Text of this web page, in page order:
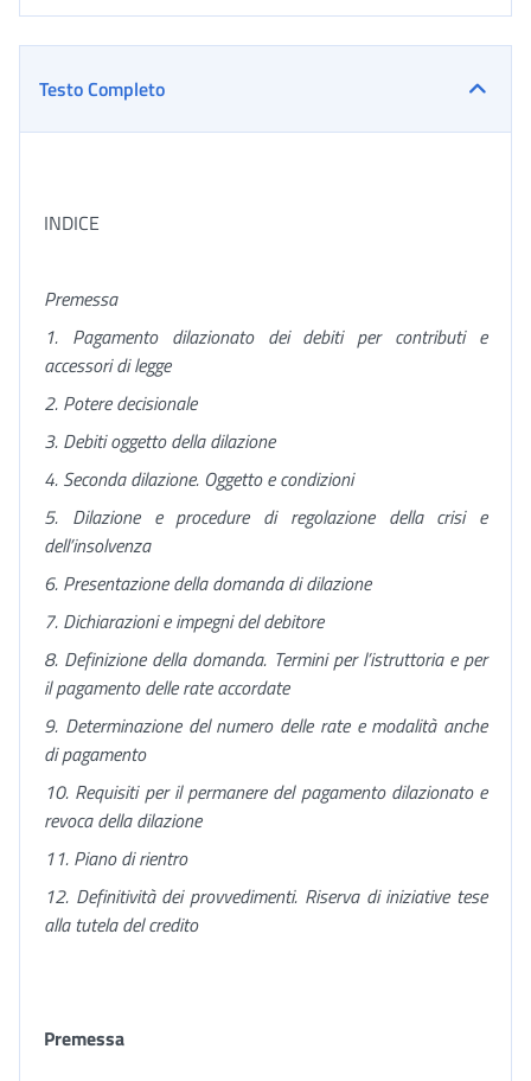
Testo Completo
INDICE
Premessa
1. Pagamento dilazionato dei debiti per contributi e
accessori di legge
2. Potere decisionale
3. Debiti oggetto della dilazione
4. Seconda dilazione. Oggetto e condizioni
5. Dilazione e procedure di regolazione della crisi e
dell’insolvenza
6. Presentazione della domanda di dilazione
7. Dichiarazioni e impegni del debitore
8. Definizione della domanda. Termini per l’istruttoria e per
il pagamento delle rate accordate
9. Determinazione del numero delle rate e modalità anche
di pagamento
10. Requisiti per il permanere del pagamento dilazionato e
revoca della dilazione
11. Piano di rientro
12. Definitività dei provvedimenti. Riserva di iniziative tese
alla tutela del credito
Premessa